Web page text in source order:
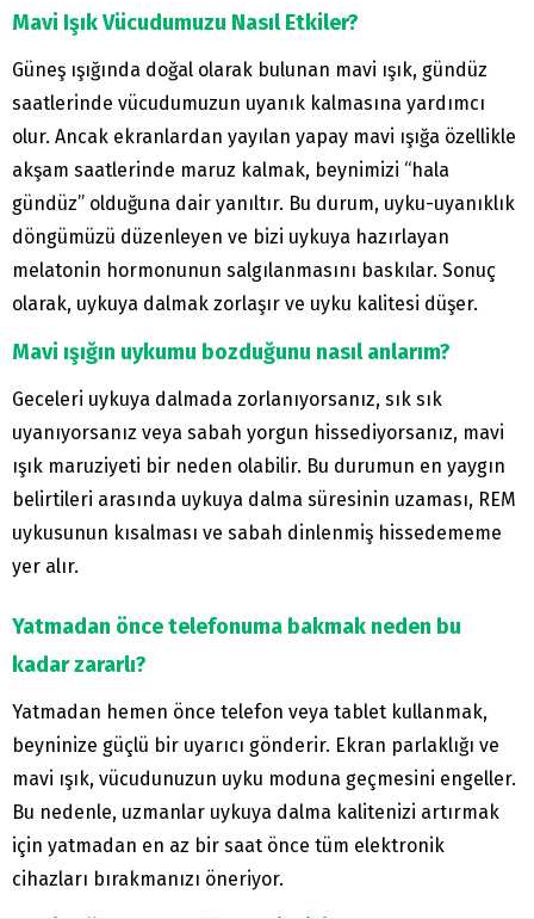
Mavi Işık Vücudumuzu Nasıl Etkiler?
Güneş ışığında doğal olarak bulunan mavi ışık, gündüz
saatlerinde vücudumuzun uyanık kalmasına yardımcı
olur. Ancak ekranlardan yayılan yapay mavi ışığa özellikle
akşam saatlerinde maruz kalmak, beynimizi “hala
gündüz” olduğuna dair yanıltır. Bu durum, uyku-uyanıklık
döngümüzü düzenleyen ve bizi uykuya hazırlayan
melatonin hormonunun salgılanmasını baskılar. Sonuç
olarak, uykuya dalmak zorlaşır ve uyku kalitesi düşer.
Mavi ışığın uykumu bozduğunu nasıl anlarım?
Geceleri uykuya dalmada zorlanıyorsanız, sık sık
uyanıyorsanız veya sabah yorgun hissediyorsanız, mavi
ışık maruziyeti bir neden olabilir. Bu durumun en yaygın
belirtileri arasında uykuya dalma süresinin uzaması, REM
uykusunun kısalması ve sabah dinlenmiş hissedememe
yer alır.
Yatmadan önce telefonuma bakmak neden bu
kadar zararlı?
Yatmadan hemen önce telefon veya tablet kullanmak,
beyninize güçlü bir uyarıcı gönderir. Ekran parlaklığı ve
mavi ışık, vücudunuzun uyku moduna geçmesini engeller.
Bu nedenle, uzmanlar uykuya dalma kalitenizi artırmak
için yatmadan en az bir saat önce tüm elektronik
cihazları bırakmanızı öneriyor.